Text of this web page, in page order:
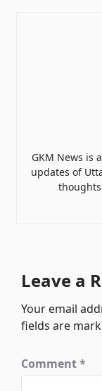
GKM News is
updates of
Leave a
Your email
fields are
Comment*